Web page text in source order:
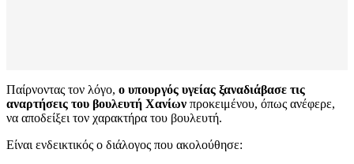
Παίρνοντας τον λόγο, ο υπουργός υγείας ξαναδιάβασε τις
αναρτήσεις του βουλευτή Χανίων προκειμένου, όπως ανέφερε,
να αποδείξει τον χαρακτήρα του βουλευτή.
Είναι ενδεικτικός ο διάλογος που ακολούθησε: